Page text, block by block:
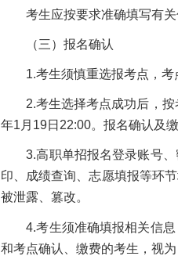
考生应按要求准确填写有关
（三）报名确认
1.考生须慎重选报考点，考点
2.考生选择考点成功后，按
年1月19日22:00。报名确认及
3.高职单招报名登录账号、
印、成绩查询、志愿填报等环
被泄露、篡改。
4.考生须准确填报相关信息
和考点确认、缴费的考生，视为